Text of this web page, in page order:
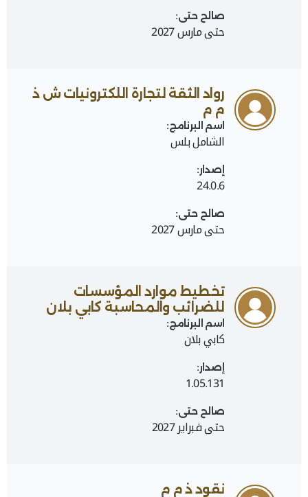
صالح حتى:
حتى مارس 2027
رواد الثقة لتجارة اللكترونيات ش ذ
م م
اسم البرنامج:
الشامل بلس
إصدار:
24.0.6
صالح حتى:
حتى مارس 2027
تخطيط موارد المؤسسات
للضرائب والمحاسبة كابي بلان
اسم البرنامج:
كابي بلان
إصدار:
1.05.131
صالح حتى:
حتى فبراير 2027
نقود ذ م م